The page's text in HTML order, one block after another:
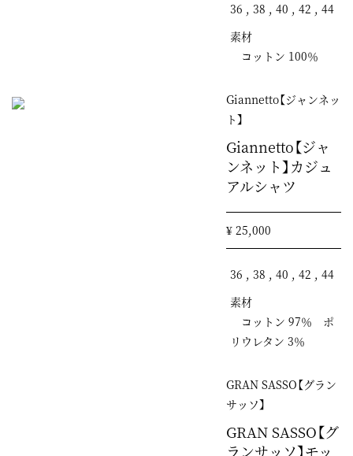
36 , 38 , 40 , 42 , 44
素材
コットン 100％
Giannetto【ジャンネッ
ト】
Giannetto【ジャ
ンネット】カジュ
アルシャツ
¥ 25,000
36 , 38 , 40 , 42 , 44
素材
コットン 97％ ポ
リウレタン 3％
GRAN SASSO【グラン
サッソ】
GRAN SASSO【グ
ランサッソ】モッ